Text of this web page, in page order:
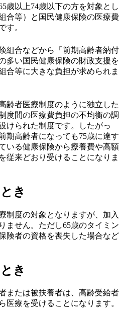
歳以上74歳以下の方を対象とし
合等）と国民健康保険の医療費
す。
組合などから「前期高齢者納付
多い国民健康保険の財政支援を
合等に大きな負担が求められま
齢者医療制度のように独立した
度間の医療費負担の不均衡の調
けられた制度です。したがっ
期高齢者になっても75歳に達す
いる健康保険から療養費や高額
従来どおり受けることになりま
き
制度の対象となりますが、加入
ません。ただし65歳のタイミン
険者の資格を喪失した場合など
き
または被扶養者は、高齢受給者
医療を受けることになります。